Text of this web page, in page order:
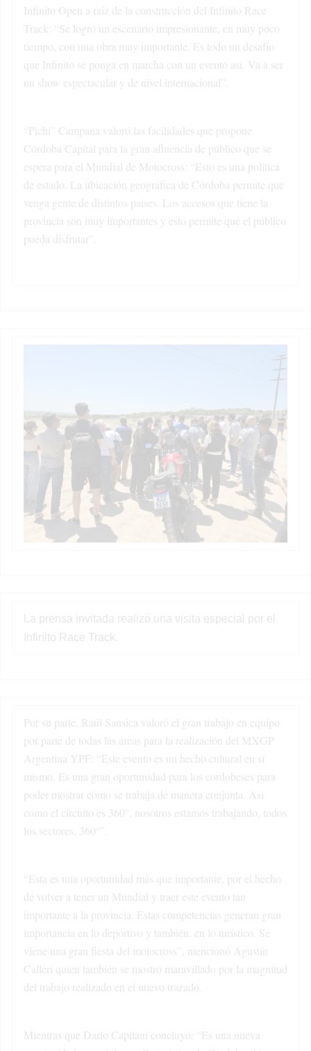
Infinito Open a raíz de la construcción del Infinito Race
Track: “Se logró un escenario impresionante, en muy poco
tiempo, con una obra muy importante. Es todo un desafío
que Infinito se ponga en marcha con un evento así. Va a ser
un show espectacular y de nivel internacional”.
“Pichi” Campana valoró las facilidades que propone
Córdoba Capital para la gran afluencia de público que se
espera para el Mundial de Motocross: “Esto es una política
de estado. La ubicación geográfica de Córdoba permite que
venga gente de distintos países. Los accesos que tiene la
provincia son muy importantes y esto permite que el público
pueda disfrutar”.
La prensa invitada realizó una visita especial por el
Infinito Race Track.
Por su parte, Raúl Sansica valoró el gran trabajo en equipo
por parte de todas las áreas para la realización del MXGP
Argentina YPF: “Este evento es un hecho cultural en sí
mismo. Es una gran oportunidad para los cordobeses para
poder mostrar cómo se trabaja de manera conjunta. Así
como el circuito es 360°, nosotros estamos trabajando, todos
los sectores, 360°”.
“Esta es una oportunidad más que importante, por el hecho
de volver a tener un Mundial y traer este evento tan
importante a la provincia. Estas competencias generan gran
importancia en lo deportivo y también, en lo turístico. Se
viene una gran fiesta del motocross”, mencionó Agustín
Calleri quien también se mostró maravillado por la magnitud
del trabajo realizado en el nuevo trazado.
Mientras que Darío Capitani concluyó: “Es una nueva